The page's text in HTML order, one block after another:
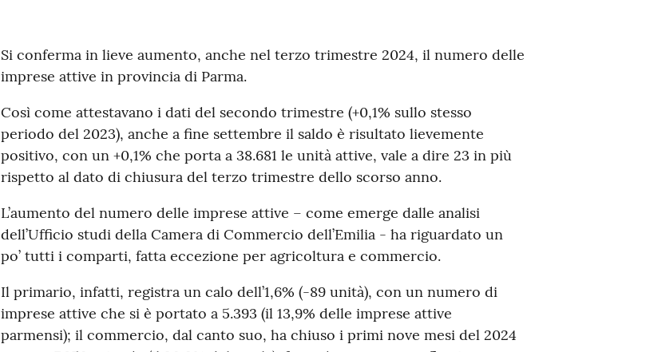
Si conferma in lieve aumento, anche nel terzo trimestre 2024, il numero delle
imprese attive in provincia di Parma.
Così come attestavano i dati del secondo trimestre (+0,1% sullo stesso
periodo del 2023), anche a fine settembre il saldo è risultato lievemente
positivo, con un +0,1% che porta a 38.681 le unità attive, vale a dire 23 in più
rispetto al dato di chiusura del terzo trimestre dello scorso anno.
L’aumento del numero delle imprese attive – come emerge dalle analisi
dell’Ufficio studi della Camera di Commercio dell’Emilia - ha riguardato un
po’ tutti i comparti, fatta eccezione per agricoltura e commercio.
Il primario, infatti, registra un calo dell’1,6% (-89 unità), con un numero di
imprese attive che si è portato a 5.393 (il 13,9% delle imprese attive
parmensi); il commercio, dal canto suo, ha chiuso i primi nove mesi del 2024